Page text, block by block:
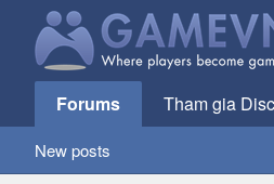
Forums Tham gia
New posts